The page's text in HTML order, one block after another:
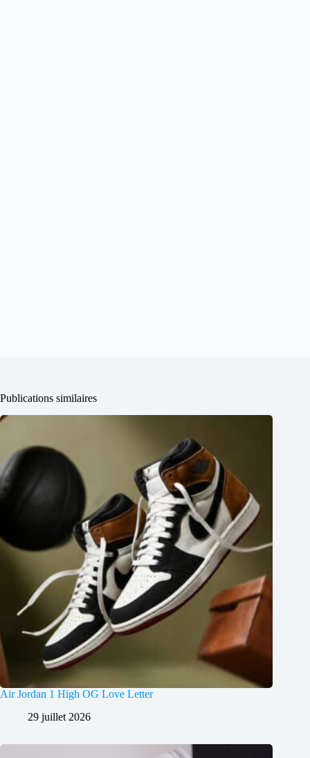
Publications similaires
Air Jordan 1 High OG Love Letter
29 juillet 2026